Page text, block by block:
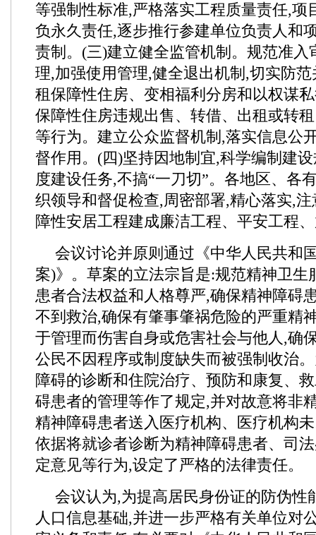
等强制性标准,严格落实工程质量责任,项
负永久责任,逐步推行参建单位负责人和
责制。(三)建立健全监管机制。规范准入
理,加强使用管理,健全退出机制,切实防
租保障性住房、变相福利分房和以权谋
保障性住房违规出售、转借、出租或转
等行为。建立公众监督机制,落实信息公
督作用。(四)坚持因地制宜,科学编制建
度建设任务,不搞“一刀切”。各地区、各
织领导和督促检查,周密部署,精心落实,
障性安居工程建成廉洁工程、平安工程
会议讨论并原则通过《中华人民共和
案)》。草案的立法宗旨是:规范精神卫生
患者合法权益和人格尊严,确保精神障碍
不到救治,确保有肇事肇祸危险的严重精
于管理而伤害自身或危害社会与他人,确
公民不因程序或制度缺失而被强制收治
障碍的诊断和住院治疗、预防和康复、
碍患者的管理等作了规定,并对故意将非
精神障碍患者送入医疗机构、医疗机构
依据将就诊者诊断为精神障碍患者、司
定意见等行为,设定了严格的法律责任。
会议认为,为提高居民身份证的防伪性
人口信息基础,并进一步严格有关单位对